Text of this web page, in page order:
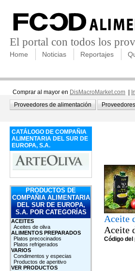
El portal con todos los
Home Noticias Reportajes
Comprar al mayor en DisMacroMarket.com
Proveedores de alimentación
CATÁLOGO DE COMPAÑIA
ALIMENTARIA DEL SUR DE
EUROPA, S.A.
PRODUCTOS DE
COMPAÑIA ALIMENTARIA
DEL SUR DE EUROPA,
S.A. POR CATEGORÍAS
ACEITES
Aceites de oliva
ALIMENTOS PREPARADOS
Platos precocinados
Platos refrigerados
VARIOS
Condimentos y especias
Productos de aperitivo
VER PRODUCTOS
Aceite
Aceite
Código del